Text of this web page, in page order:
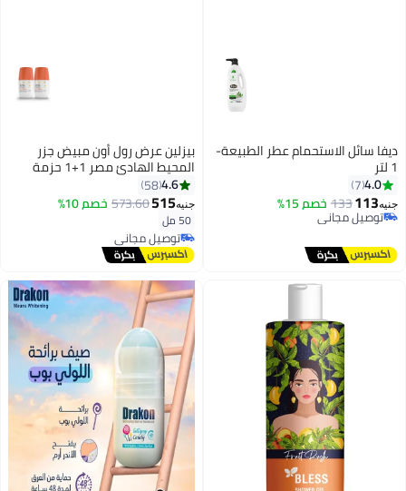
ديفا سائل الاستحمام عطر الطبيعة-
1 لتر
4.0
7
جنيه113
133 خصم 15%
توصيل مجاني
توصيل مجاني
بيزلين عرض رول أون مبيض جزر
المحيط الهادئ مصر 1+1 حزمة
ترويجية بيضاء 50 مل 2 x 50ملليلتر
4.6
58
جنيه515
573.60خصم 10%
50 ملتوصيل مجاني
بتخلّص بسرعة
توصيل مجاني